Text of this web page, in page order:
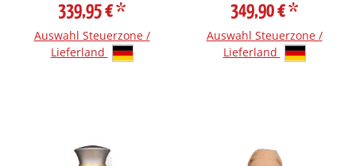
339,95 €*
Auswahl Steuerzone /
Lieferland
349,90 €*
Auswahl Steuerzone /
Lieferland